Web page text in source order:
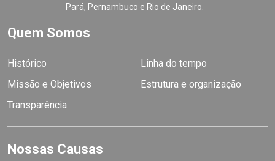
Pará, Pernambuco e Rio de Janeiro.
Quem Somos
Histórico
Linha do tempo
Missão e Objetivos
Estrutura e organização
Transparência
Nossas Causas